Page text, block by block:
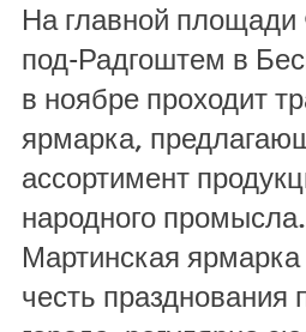
На главной
под-Радгоштем в
в ноябре проходит
ярмарка,
ассортимент
народного
Мартинская ярмарка
честь празднования